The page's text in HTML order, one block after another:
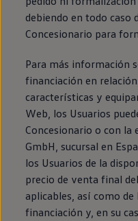
debiendo en todo caso
Concesionario para
Para más información
financiación en
características y
Web, los Usuarios
Concesionario o con la
GmbH, sucursal en
los Usuarios de la
precio de venta final
aplicables, así como
financiación y, en su